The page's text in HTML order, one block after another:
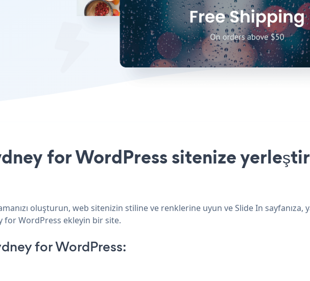
for WordPress sitenize
oluşturun, web sitenizin stiline ve renklerine uyun ve Slide In sayfanıza,
for WordPress ekleyin bir site.
for WordPress: